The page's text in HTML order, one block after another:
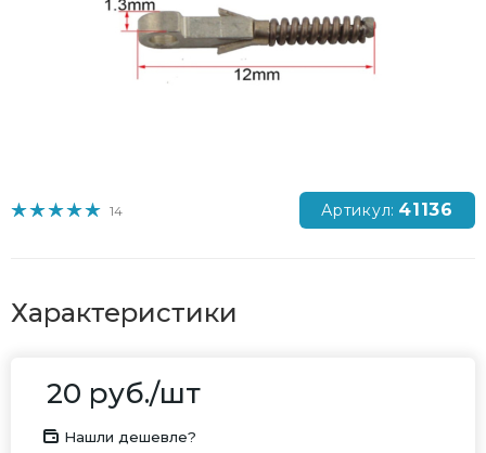
14 Артикул: 41136
Характеристики
20 руб./шт
Нашли дешевле?